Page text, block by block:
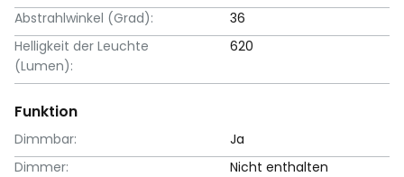
Abstrahlwinkel (Grad):
36
Helligkeit der Leuchte
(Lumen):
620
Funktion
Dimmbar:
Ja
Dimmer:
Nicht enthalten